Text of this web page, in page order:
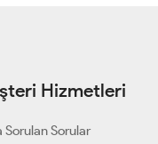
Hizmetleri
Sorulan Sorular